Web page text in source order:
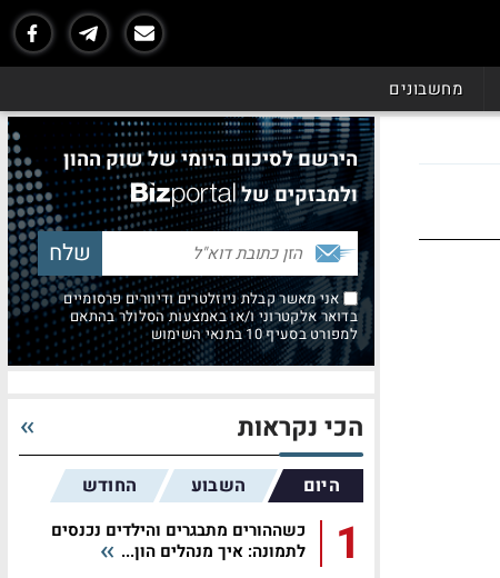
מחשבונים
הירשם לסיכום היומי של שוק ההון
ולמבזקים של
אני מאשר קבלת ניוזלטרים ודיוורים פרסומיים
בדואר אלקטרוני ו/או באמצעות הסלולר בהתאם
למפורט בסעיף 10 בתנאי השימוש
הכי נקראות
היום השבוע החודש
1
כשההורים מתבגרים והילדים נכנסים
לתמונה: איך מנהלים הון...